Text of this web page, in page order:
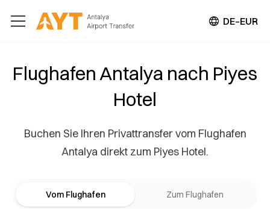
DE–EUR
Flughafen Antalya nach Piyes
Hotel
Buchen Sie Ihren Privattransfer vom Flughafen
Antalya direkt zum Piyes Hotel.
Vom Flughafen Zum Flughafen